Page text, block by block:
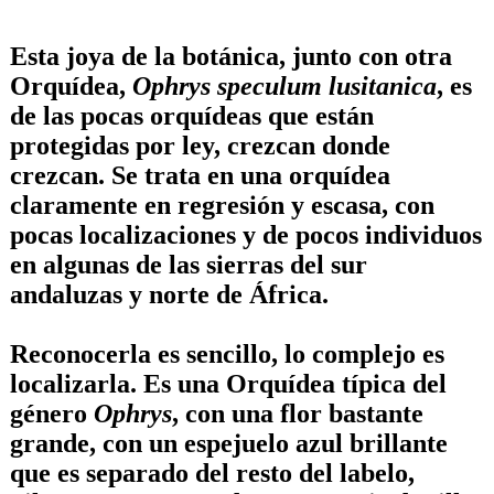
Esta joya de la botánica, junto con otra
Orquídea, Ophrys speculum lusitanica, es
de las pocas orquídeas que están
protegidas por ley, crezcan donde
crezcan. Se trata en una orquídea
claramente en regresión y escasa, con
pocas localizaciones y de pocos individuos
en algunas de las sierras del sur
andaluzas y norte de África.
Reconocerla es sencillo, lo complejo es
localizarla. Es una Orquídea típica del
género Ophrys, con una flor bastante
grande, con un espejuelo azul brillante
que es separado del resto del labelo,